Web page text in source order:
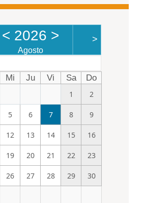
< 2026 >
Agosto
>
Mi Ju Vi Sa
Do
1
2
5 6 7 8 9
12 13 14 15 16
19 20 21 22 23
26 27 28 29 30